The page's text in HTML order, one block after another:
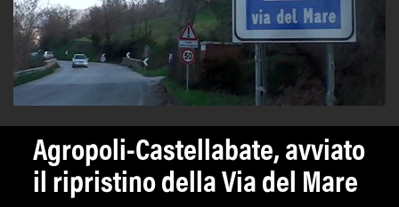
Agropoli-Castellabate, avviato
il ripristino della Via del Mare